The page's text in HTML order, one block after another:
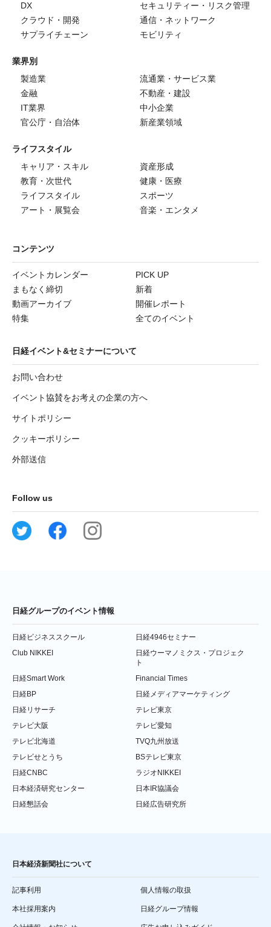
DX
セキュリティー・リスク管理
クラウド・開発
通信・ネットワーク
サプライチェーン
モビリティ
業界別
製造業
流通業・サービス業
金融
不動産・建設
IT業界
中小企業
官公庁・自治体
新産業領域
ライフスタイル
キャリア・スキル
資産形成
教育・次世代
健康・医療
ライフスタイル
スポーツ
アート・展覧会
音楽・エンタメ
コンテンツ
イベントカレンダー
PICK UP
まもなく締切
新着
動画アーカイブ
開催レポート
特集
全てのイベント
日経イベント&セミナーについて
お問い合わせ
イベント協賛をお考えの企業の方へ
サイトポリシー
クッキーポリシー
外部送信
Follow us
日経グループのイベント情報
日経ビジネススクール
日経4946セミナー
Club NIKKEI
日経ウーマノミクス・プロジェク
ト
日経Smart Work
Financial Times
日経BP
日経メディアマーケティング
日経リサーチ
テレビ東京
テレビ大阪
テレビ愛知
テレビ北海道
TVQ九州放送
テレビせとうち
BSテレビ東京
日経CNBC
ラジオNIKKEI
日本経済研究センター
日本IR協議会
日経懇話会
日経広告研究所
日本経済新聞社について
記事利用 個人情報の取扱
本社採用案内 日経グループ情報